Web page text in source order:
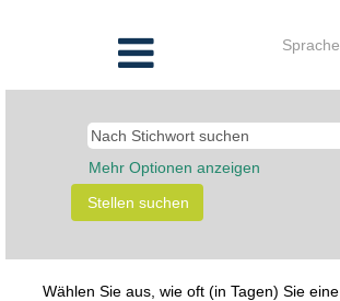
Sprache
Mehr Optionen anzeigen
Wählen Sie aus, wie oft (in Tagen) Sie eine